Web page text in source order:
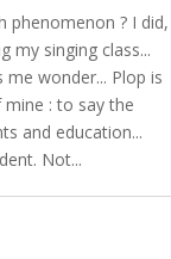
phenomenon ? I did,
my singing class...
me wonder... Plop is
: to say the
and education...
Not...